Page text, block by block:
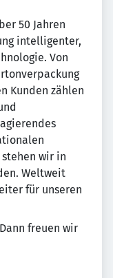
50 Jahren
intelligenter,
Von
Kunden zählen
wir in
Weltweit
für unseren
freuen wir